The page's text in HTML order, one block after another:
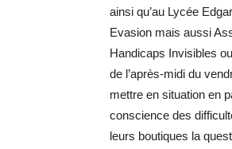
ainsi qu’au Lycée
Evasion mais aussi
Handicaps Invisibles
de l’après-midi du
mettre en situation en
conscience des
leurs boutiques la